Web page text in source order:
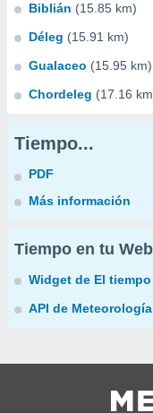
Biblián (15.85 km)
Déleg (15.91 km)
Gualaceo (15.95 km)
Chordeleg (17.16
Tiempo...
PDF
Más información
Tiempo en tu Web
Widget de El tiempo
API de Meteorología